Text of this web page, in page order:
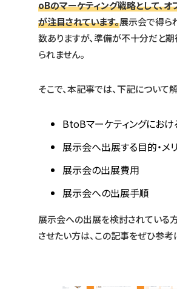
oBのマーケティング戦略として、
が注目されています。展示会で得ら
数ありますが、準備が不十分だと
られません。
そこで、本記事では、下記について
BtoBマーケティングにお
展示会へ出展する目的・メ
展示会の出展費用
展示会への出展手順
展示会への出展を検討されている
させたい方は、この記事をぜひ参考